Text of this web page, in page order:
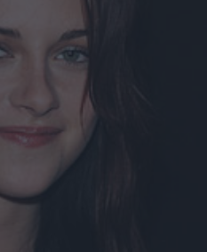
fare all'amore. Da lì
sospetti da parte di
residente in Svizzera ha
le sue ipotesi sull'identità
prime confidenze non
Degno di nota è stato il
Alberto e Pietro Titone sul
è degenerata quando il
di correre ai ripari mentre
Di seguito il video della
[metacafe 5369911]